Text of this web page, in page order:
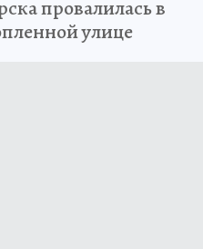
провалилась в
улице